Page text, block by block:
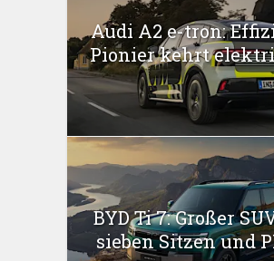
Audi A2 e-tron:
Pionier kehrt
BYD Ti 7: Großer
sieben Sitzen und